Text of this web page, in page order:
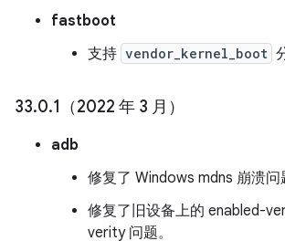
fastboot
支持 vendor_kernel_boot
33.0.1（2022 年 3 月）
adb
修复了 Windows mdns 崩溃问
修复了旧设备上的 enabled-
verity 问题。